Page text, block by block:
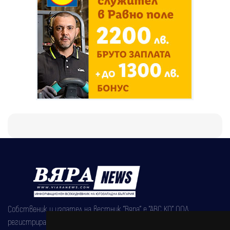
Собственик и издател на вестник "Вяра" е "АВС КО" ООД,
регистрирана на 08.05.2002 година.